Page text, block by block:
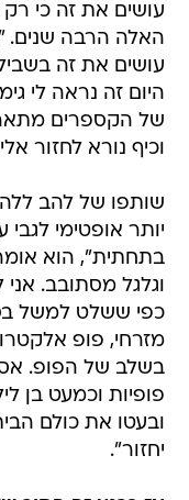
עושים את זה כי
האלה הרבה שנים.
עושים את זה
היום זה נראה לי
של הקספרים
וכיף נורא לחזור
שותפו של להב
יותר אופטימי
בתחתית", הוא
וגלגל מסתובב.
כפי ששלט למשל
מזרחי, פופ
בשלב של הפופ.
פופיות וכמעט בן
ובעטו את כולם
יחזור".